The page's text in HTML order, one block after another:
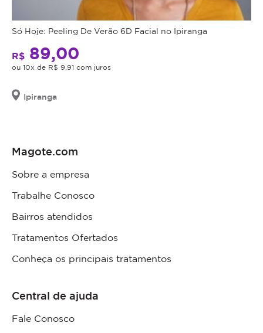
Só Hoje: Peeling De Verão 6D Facial no Ipiranga
R$ 89,00
ou 10x de R$ 9,91 com juros
Ipiranga
Magote.com
Sobre a empresa
Trabalhe Conosco
Bairros atendidos
Tratamentos Ofertados
Conheça os principais tratamentos
Central de ajuda
Fale Conosco